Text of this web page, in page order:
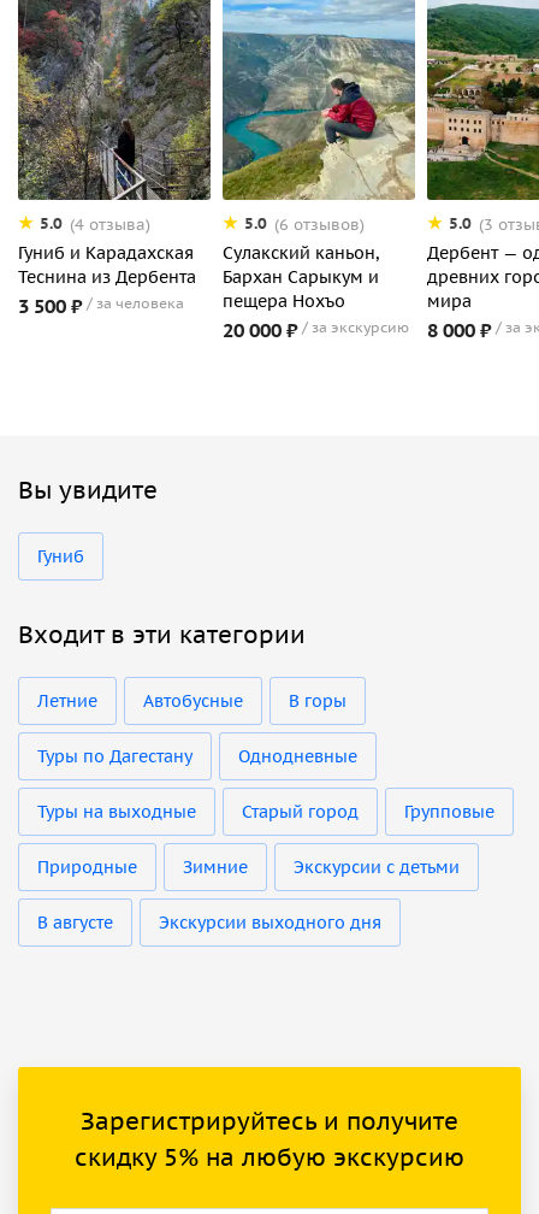
5.0 (4 отзыва)
Гуниб и Карадахская
Теснина из Дербента
3 500 ₽ за человека
5.0 (6 отзывов)
Сулакский каньон,
Бархан Сарыкум и
пещера Нохъо
20 000 ₽ за экскурсию
5.0 (3
Дербент —
древних
мира
8 000 ₽ за
Вы увидите
Гуниб
Входит в эти категории
Летние Автобусные В горы
Туры по Дагестану Однодневные
Туры на выходные Старый город Групповые
Природные Зимние Экскурсии с детьми
В августе Экскурсии выходного дня
Зарегистрируйтесь и получите
скидку 5% на любую экскурсию